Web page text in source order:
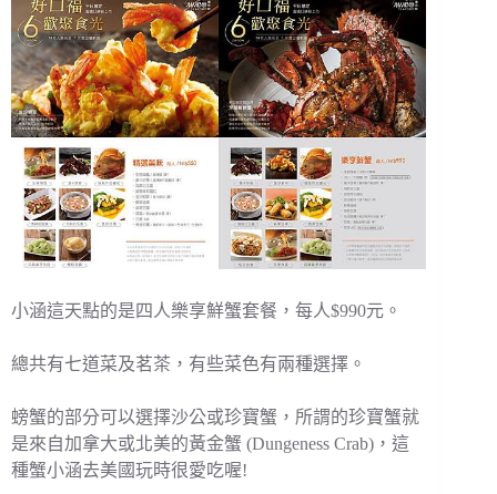
小涵這天點的是四人樂享鮮蟹套餐，每人$990元。
總共有七道菜及茗茶，有些菜色有兩種選擇。
螃蟹的部分可以選擇沙公或珍寶蟹，所謂的珍寶蟹就
是來自加拿大或北美的黃金蟹 (Dungeness Crab)，這
種蟹小涵去美國玩時很愛吃喔!